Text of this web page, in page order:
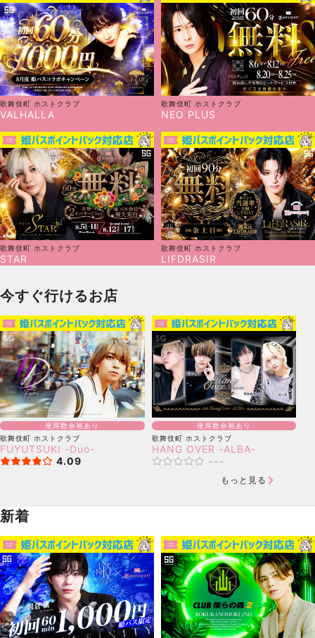
歌舞伎町 ホストクラブ
VALHALLA
歌舞伎町 ホストクラブ
NEO PLUS
歌舞伎町 ホストクラブ
STAR
歌舞伎町 ホストクラブ
LIFDRASIR
今すぐ行けるお店
座席数余裕あり
歌舞伎町 ホストクラブ
FUYUTSUKI -Duo-
4.09
座席数余裕あり
歌舞伎町 ホストクラブ
HANG OVER -ALBA-
---
もっと見る
新着